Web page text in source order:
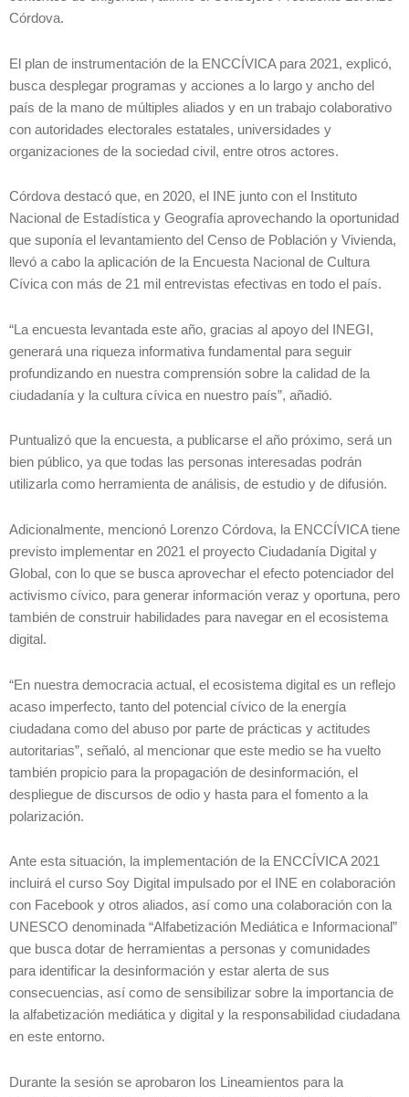
Córdova.
El plan de instrumentación de la ENCCÍVICA para 2021, explicó,
busca desplegar programas y acciones a lo largo y ancho del
país de la mano de múltiples aliados y en un trabajo colaborativo
con autoridades electorales estatales, universidades y
organizaciones de la sociedad civil, entre otros actores.
Córdova destacó que, en 2020, el INE junto con el Instituto
Nacional de Estadística y Geografía aprovechando la oportunidad
que suponía el levantamiento del Censo de Población y Vivienda,
llevó a cabo la aplicación de la Encuesta Nacional de Cultura
Cívica con más de 21 mil entrevistas efectivas en todo el país.
“La encuesta levantada este año, gracias al apoyo del INEGI,
generará una riqueza informativa fundamental para seguir
profundizando en nuestra comprensión sobre la calidad de la
ciudadanía y la cultura cívica en nuestro país”, añadió.
Puntualizó que la encuesta, a publicarse el año próximo, será un
bien público, ya que todas las personas interesadas podrán
utilizarla como herramienta de análisis, de estudio y de difusión.
Adicionalmente, mencionó Lorenzo Córdova, la ENCCÍVICA tiene
previsto implementar en 2021 el proyecto Ciudadanía Digital y
Global, con lo que se busca aprovechar el efecto potenciador del
activismo cívico, para generar información veraz y oportuna, pero
también de construir habilidades para navegar en el ecosistema
digital.
“En nuestra democracia actual, el ecosistema digital es un reflejo
acaso imperfecto, tanto del potencial cívico de la energía
ciudadana como del abuso por parte de prácticas y actitudes
autoritarias”, señaló, al mencionar que este medio se ha vuelto
también propicio para la propagación de desinformación, el
despliegue de discursos de odio y hasta para el fomento a la
polarización.
Ante esta situación, la implementación de la ENCCÍVICA 2021
incluirá el curso Soy Digital impulsado por el INE en colaboración
con Facebook y otros aliados, así como una colaboración con la
UNESCO denominada “Alfabetización Mediática e Informacional”
que busca dotar de herramientas a personas y comunidades
para identificar la desinformación y estar alerta de sus
consecuencias, así como de sensibilizar sobre la importancia de
la alfabetización mediática y digital y la responsabilidad ciudadana
en este entorno.
Durante la sesión se aprobaron los Lineamientos para la